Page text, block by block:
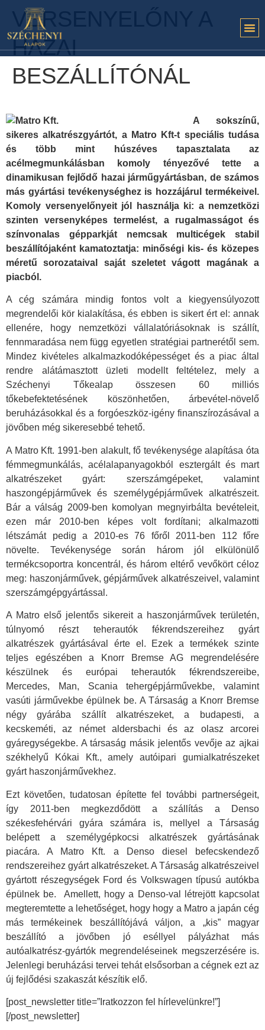
VERSENYELŐNY A
HAZAI
BESZÁLLÍTÓNÁL
A sokszínű,
sikeres alkatrészgyártót, a Matro Kft-t speciális tudása
és több mint húszéves tapasztalata az
acélmegmunkálásban komoly tényezővé tette a
dinamikusan fejlődő hazai járműgyártásban, de számos
más gyártási tevékenységhez is hozzájárul termékeivel.
Komoly versenyelőnyeit jól használja ki: a nemzetközi
szinten versenyképes termelést, a rugalmasságot és
színvonalas gépparkját nemcsak multicégek stabil
beszállítójaként kamatoztatja: minőségi kis- és közepes
méretű sorozataival saját szeletet vágott magának a
piacból.
A cég számára mindig fontos volt a kiegyensúlyozott
megrendelői kör kialakítása, és ebben is sikert ért el: annak
ellenére, hogy nemzetközi vállalatóriásoknak is szállít,
fennmaradása nem függ egyetlen stratégiai partnerétől sem.
Mindez kivételes alkalmazkodóképességet és a piac által
rendre alátámasztott üzleti modellt feltételez, mely a
Széchenyi Tőkealap összesen 60 milliós
tőkebefektetésének köszönhetően, árbevétel-növelő
beruházásokkal és a forgóeszköz-igény finanszírozásával a
jövőben még sikeresebbé tehető.
A Matro Kft. 1991-ben alakult, fő tevékenysége alapítása óta
fémmegmunkálás, acélalapanyagokból esztergált és mart
alkatrészeket gyárt: szerszámgépeket, valamint
haszongépjárművek és személygépjárművek alkatrészeit.
Bár a válság 2009-ben komolyan megnyirbálta bevételeit,
ezen már 2010-ben képes volt fordítani; alkalmazotti
létszámát pedig a 2010-es 76 főről 2011-ben 112 főre
növelte. Tevékenysége során három jól elkülönülő
termékcsoportra koncentrál, és három eltérő vevőkört céloz
meg: haszonjárművek, gépjárművek alkatrészeivel, valamint
szerszámgépgyártással.
A Matro első jelentős sikereit a haszonjárművek területén,
túlnyomó részt teherautók fékrendszereihez gyárt
alkatrészek gyártásával érte el. Ezek a termékek szinte
teljes egészében a Knorr Bremse AG megrendelésére
készülnek és európai teherautók fékrendszereibe,
Mercedes, Man, Scania tehergépjárművekbe, valamint
vasúti járművekbe épülnek be. A Társaság a Knorr Bremse
négy gyárába szállít alkatrészeket, a budapesti, a
kecskeméti, az német aldersbachi és az olasz arcorei
gyáregységekbe. A társaság másik jelentős vevője az ajkai
székhelyű Kókai Kft., amely autóipari gumialkatrészeket
gyárt haszonjárművekhez.
Ezt követően, tudatosan építette fel további partnerségeit,
így 2011-ben megkezdődött a szállítás a Denso
székesfehérvári gyára számára is, mellyel a Társaság
belépett a személygépkocsi alkatrészek gyártásának
piacára. A Matro Kft. a Denso diesel befecskendező
rendszereihez gyárt alkatrészeket. A Társaság alkatrészeivel
gyártott részegységek Ford és Volkswagen típusú autókba
épülnek be. Amellett, hogy a Denso-val létrejött kapcsolat
megteremtette a lehetőséget, hogy hogy a Matro a japán cég
más termékeinek beszállítójává váljon, a „kis” magyar
beszállító a jövőben jó eséllyel pályázhat más
autóalkatrész-gyártók megrendeléseinek megszerzésére is.
Jelenlegi beruházási tervei tehát elsősorban a cégnek ezt az
új fejlődési szakaszát készítik elő.
[post_newsletter title=”Iratkozzon fel hírlevelünkre!”]
[/post_newsletter]